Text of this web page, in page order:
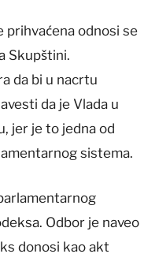
prihvaćena odnosi se
Skupštini.
da bi u nacrtu
da je Vlada u
jer je to jedna od
sistema.
Odbor je naveo
donosi kao akt